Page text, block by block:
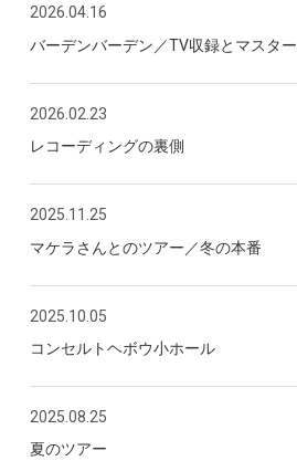
2026.04.16
バーデンバーデン／TV収録とマスタ
2026.02.23
レコーディングの裏側
2025.11.25
マケラさんとのツアー／冬の本番
2025.10.05
コンセルトヘボウ小ホール
2025.08.25
夏のツアー